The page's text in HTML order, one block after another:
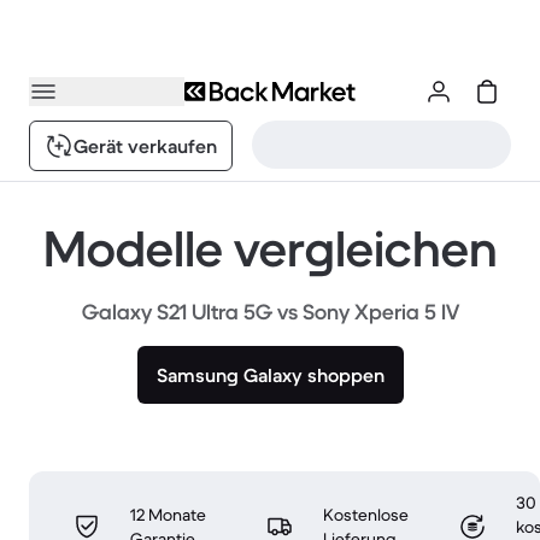
Gerät verkaufen
Modelle vergleichen
Galaxy S21 Ultra 5G vs Sony Xperia 5 IV
Samsung Galaxy shoppen
12 Monate
Kostenlose
30